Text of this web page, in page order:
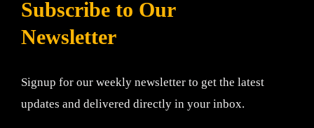
Subscribe to Our
Newsletter
Signup for our weekly newsletter to get the latest
updates and delivered directly in your inbox.